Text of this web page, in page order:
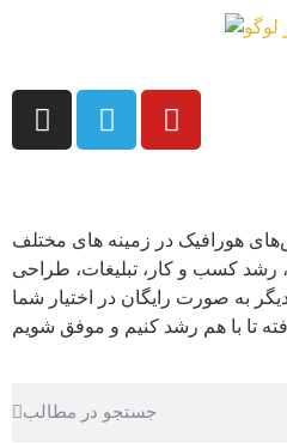
هورافیک در زمینه های مختلف
رشد کسب و کار، تبلیغات، طراحی
به صورت رایگان در اختیار شما